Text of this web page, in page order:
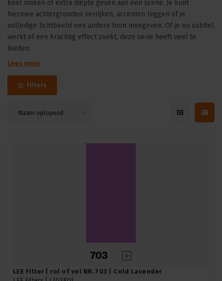
koel maken of extra diepte geven aan een scène. Je kunt
hiermee achtergronden verrijken, accenten leggen of je
volledige lichtbeeld een andere toon meegeven. Of je nu subtiel
werkt of een krachtig effect zoekt, deze serie heeft veel te
bieden.
Lees meer
Filters
Naam oplopend
LEE Filter | rol of vel NR.703 | Cold Lavender